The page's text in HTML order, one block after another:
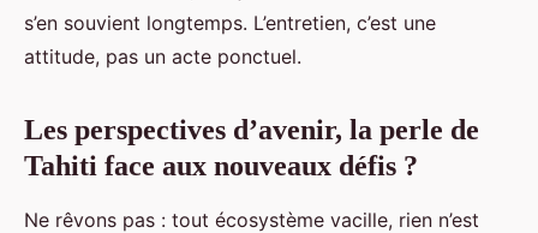
s’en souvient longtemps. L’entretien, c’est une
attitude, pas un acte ponctuel.
Les perspectives d’avenir, la perle de
Tahiti face aux nouveaux défis ?
Ne rêvons pas : tout écosystème vacille, rien n’est